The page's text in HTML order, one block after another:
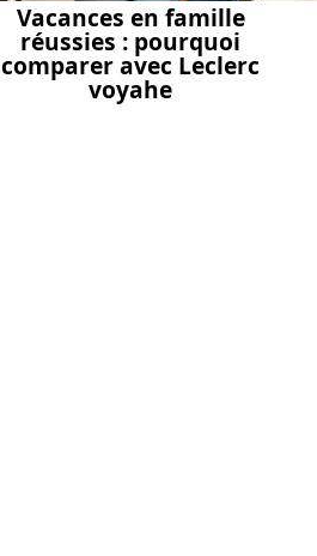
Vacances en famille
réussies : pourquoi
comparer avec Leclerc
voyahe